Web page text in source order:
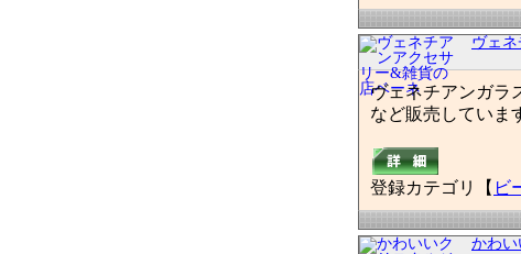
ヴェ
ヴェネチアンガラ
など販売していま
登録カテゴリ【 ビ
かわ